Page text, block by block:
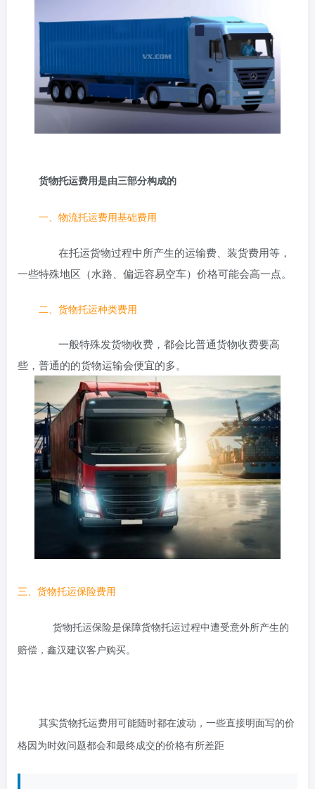
货物托运费用是由三部分构成的
一、物流托运费用基础费用
在托运货物过程中所产生的运输费、装货费用等，
一些特殊地区（水路、偏远容易空车）价格可能会高一点。
二、货物托运种类费用
一般特殊发货物收费，都会比普通货物收费要高
些，普通的的货物运输会便宜的多。
三、货物托运保险费用
货物托运保险是保障货物托运过程中遭受意外所产生的
赔偿，鑫汉建议客户购买。
其实货物托运费用可能随时都在波动，一些直接明面写的价
格因为时效问题都会和最终成交的价格有所差距